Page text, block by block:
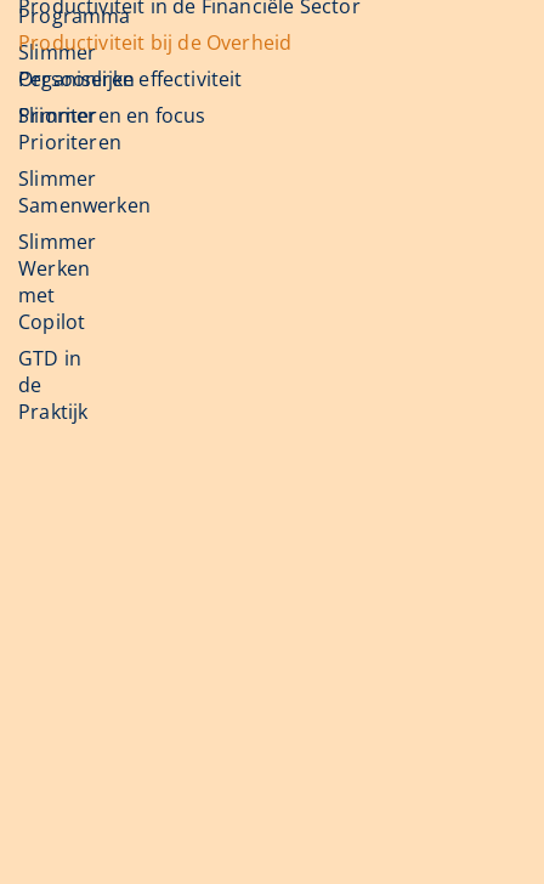
Programma
Slimmer
Organiseren
Slimmer
Prioriteren
Slimmer
Samenwerken
Slimmer
Werken
met
Copilot
GTD in
de
Praktijk
Productiviteit in de Financiële Sector
Productiviteit bij de Overheid
Persoonlijke effectiviteit
Prioriteren en focus